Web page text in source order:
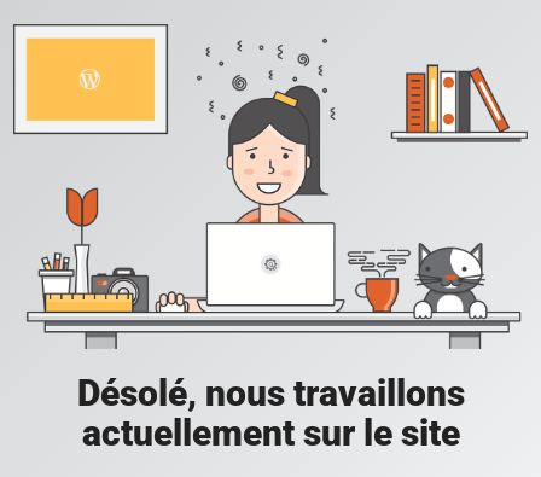
Désolé, nous travaillons
actuellement sur le site